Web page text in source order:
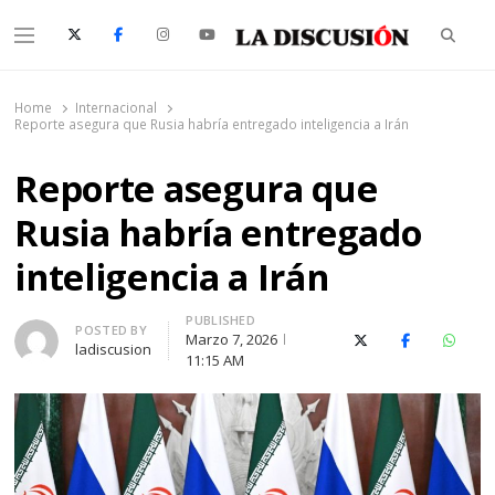
Menu
Home
Internacional
Reporte asegura que Rusia habría entregado inteligencia a Irán
Reporte asegura que
Rusia habría entregado
inteligencia a Irán
Author
POSTED BY
ladiscusion
PUBLISHED
Marzo 7, 2026
11:15 AM
X (Twitter)Facebook